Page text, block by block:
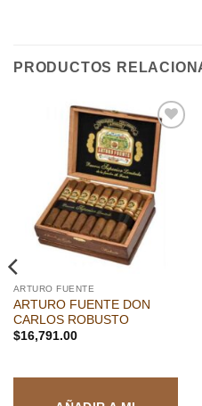
PRODUCTOS
Añadir
a la
lista de
deseos
ARTURO FUENTE
ARTURO FUENTE DON
CARLOS ROBUSTO
$16,791.00